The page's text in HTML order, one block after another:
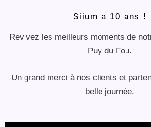
Siium a 10 ans !
Revivez les meilleurs moments de
Puy du Fou.
Un grand merci à nos clients et
belle journée.